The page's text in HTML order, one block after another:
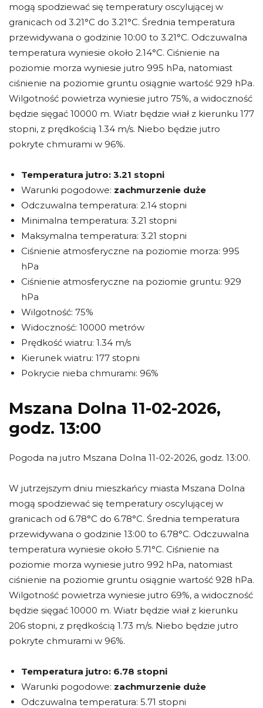
mogą spodziewać się temperatury oscylującej w
granicach od 3.21°C do 3.21°C. Średnia temperatura
przewidywana o godzinie 10:00 to 3.21°C. Odczuwalna
temperatura wyniesie około 2.14°C. Ciśnienie na
poziomie morza wyniesie jutro 995 hPa, natomiast
ciśnienie na poziomie gruntu osiągnie wartość 929 hPa.
Wilgotność powietrza wyniesie jutro 75%, a widoczność
będzie sięgać 10000 m. Wiatr będzie wiał z kierunku 177
stopni, z prędkością 1.34 m/s. Niebo będzie jutro
pokryte chmurami w 96%.
Temperatura jutro: 3.21 stopni
Warunki pogodowe: zachmurzenie duże
Odczuwalna temperatura: 2.14 stopni
Minimalna temperatura: 3.21 stopni
Maksymalna temperatura: 3.21 stopni
Ciśnienie atmosferyczne na poziomie morza: 995
hPa
Ciśnienie atmosferyczne na poziomie gruntu: 929
hPa
Wilgotność: 75%
Widoczność: 10000 metrów
Prędkość wiatru: 1.34 m/s
Kierunek wiatru: 177 stopni
Pokrycie nieba chmurami: 96%
Mszana Dolna 11-02-2026,
godz. 13:00
Pogoda na jutro Mszana Dolna 11-02-2026, godz. 13:00.
W jutrzejszym dniu mieszkańcy miasta Mszana Dolna
mogą spodziewać się temperatury oscylującej w
granicach od 6.78°C do 6.78°C. Średnia temperatura
przewidywana o godzinie 13:00 to 6.78°C. Odczuwalna
temperatura wyniesie około 5.71°C. Ciśnienie na
poziomie morza wyniesie jutro 992 hPa, natomiast
ciśnienie na poziomie gruntu osiągnie wartość 928 hPa.
Wilgotność powietrza wyniesie jutro 69%, a widoczność
będzie sięgać 10000 m. Wiatr będzie wiał z kierunku
206 stopni, z prędkością 1.73 m/s. Niebo będzie jutro
pokryte chmurami w 96%.
Temperatura jutro: 6.78 stopni
Warunki pogodowe: zachmurzenie duże
Odczuwalna temperatura: 5.71 stopni